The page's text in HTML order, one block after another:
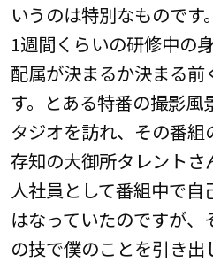
いうのは特別なものです
1週間くらいの研修中の
配属が決まるか決まる
す。とある特番の撮影風
タジオを訪れ、その番
存知の大御所タレント
人社員として番組中で自
はなっていたのですが
の技で僕のことを引き出